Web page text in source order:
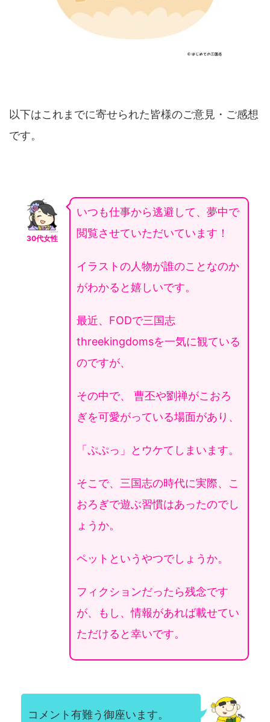
以下はこれまでに寄せられた皆様のご意見・ご感想
です。
30代女性
いつも仕事から逃避して、夢中で
閲覧させていただいています！
イラストの人物が誰のことなのか
がわかると嬉しいです。
最近、FODで三国志
threekingdomsを一気に観ている
のですが、
その中で、 曹丕や劉禅がこおろ
ぎを可愛がっている場面があり、
「ぷぷっ」とウケてしまいます。
そこで、三国志の時代に実際、こ
おろぎで遊ぶ習慣はあったのでし
ょうか。
ペットというやつでしょうか。
フィクションだったら残念です
が、もし、情報があれば載せてい
ただけると幸いです。
コメント有難う御座います。